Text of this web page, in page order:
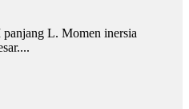
panjang L. Momen inersia